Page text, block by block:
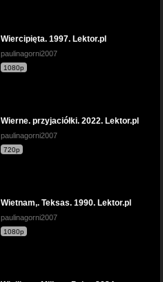
Wiercipięta. 1997. Lektor.pl
paulinagorni2007
1080p
Wierne. przyjaciółki. 2022. Lektor.pl
paulinagorni2007
720p
Wietnam,. Teksas. 1990. Lektor.pl
paulinagorni2007
1080p